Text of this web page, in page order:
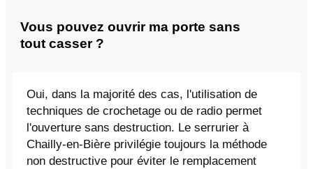
Vous pouvez ouvrir ma porte sans
tout casser ?
Oui, dans la majorité des cas, l'utilisation de
techniques de crochetage ou de radio permet
l'ouverture sans destruction. Le serrurier à
Chailly-en-Bière privilégie toujours la méthode
non destructive pour éviter le remplacement